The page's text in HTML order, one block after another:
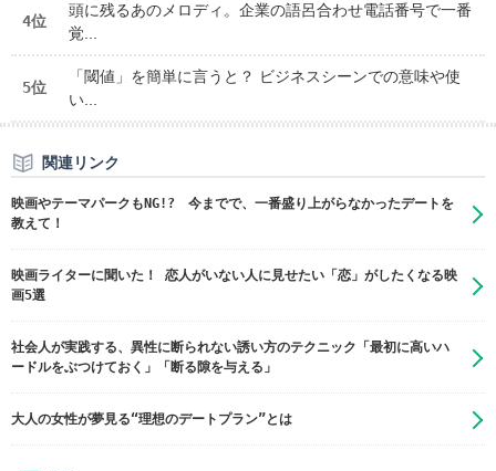
4位
頭に残るあのメロディ。企業の語呂合わせ電話番号で一番
覚...
5位
「閾値」を簡単に言うと？ ビジネスシーンでの意味や使
い...
関連リンク
映画やテーマパークもNG!? 今までで、一番盛り上がらなかったデートを
教えて！
映画ライターに聞いた！ 恋人がいない人に見せたい「恋」がしたくなる映
画5選
社会人が実践する、異性に断られない誘い方のテクニック「最初に高いハ
ードルをぶつけておく」「断る隙を与える」
大人の女性が夢見る“理想のデートプラン”とは